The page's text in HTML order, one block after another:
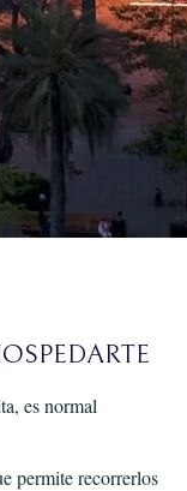
es normal
permite recorrerlos